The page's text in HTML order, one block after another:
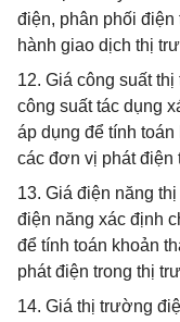
điện, phân phối điện
hành giao dịch thị
12. Giá công suất
công suất tác dụng
áp dụng để tính
các đơn vị phát điện
13. Giá điện năng
điện năng xác định
để tính toán khoản
phát điện trong thị
14. Giá thị trường